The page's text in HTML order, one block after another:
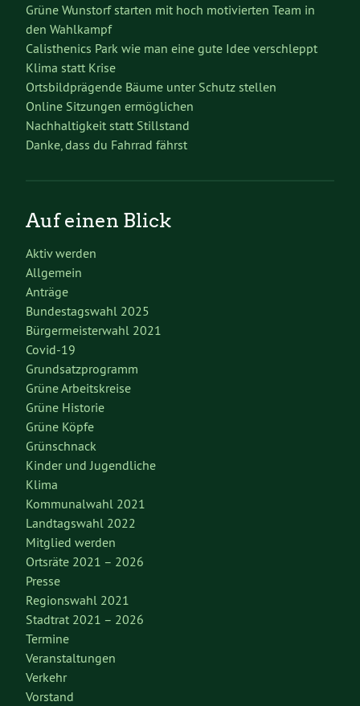
Grüne Wunstorf starten mit hoch motivierten Team in
den Wahlkampf
Calisthenics Park wie man eine gute Idee verschleppt
Klima statt Krise
Ortsbildprägende Bäume unter Schutz stellen
Online Sitzungen ermöglichen
Nachhaltigkeit statt Stillstand
Danke, dass du Fahrrad fährst
Auf einen Blick
Aktiv werden
Allgemein
Anträge
Bundestagswahl 2025
Bürgermeisterwahl 2021
Covid-19
Grundsatzprogramm
Grüne Arbeitskreise
Grüne Historie
Grüne Köpfe
Grünschnack
Kinder und Jugendliche
Klima
Kommunalwahl 2021
Landtagswahl 2022
Mitglied werden
Ortsräte 2021 – 2026
Presse
Regionswahl 2021
Stadtrat 2021 – 2026
Termine
Veranstaltungen
Verkehr
Vorstand